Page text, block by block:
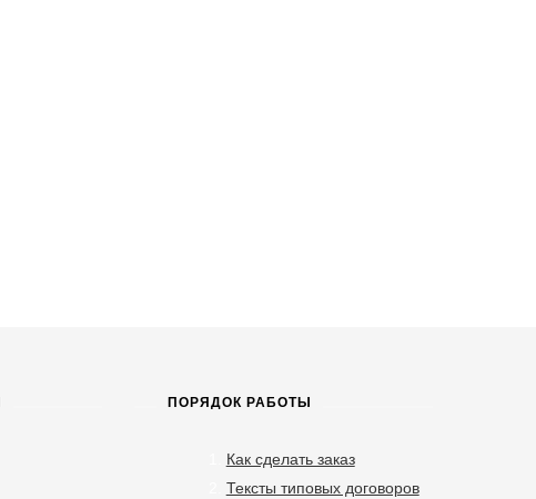
ПОРЯДОК РАБОТЫ
Как сделать заказ
Тексты типовых договоров